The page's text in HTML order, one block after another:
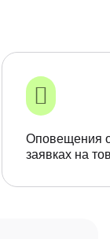
Оповещения
заявках на